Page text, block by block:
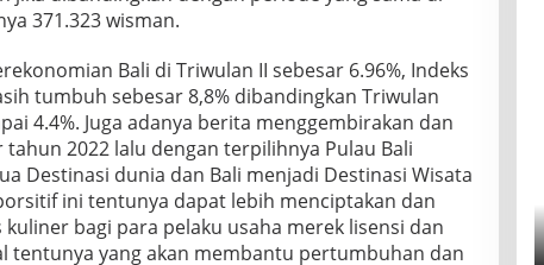
371.323 wisman.
Bali di Triwulan II sebesar 6.96%, Indeks
tumbuh sebesar 8,8% dibandingkan Triwulan
4.4%. Juga adanya berita menggembirakan dan
2022 lalu dengan terpilihnya Pulau Bali
Destinasi dunia dan Bali menjadi Destinasi Wisata
ini tentunya dapat lebih menciptakan dan
bagi para pelaku usaha merek lisensi dan
tentunya yang akan membantu pertumbuhan dan